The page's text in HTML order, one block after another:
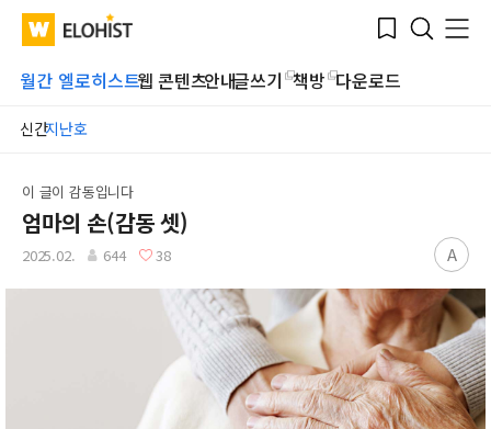
WATV Elohist-
Home
Bookmark
Search
Menu
월간 엘로히스트웹 콘텐츠안내글쓰기 책방 다운로드
신간지난호
Submit
이 글이 감동입니다
엄마의 손(감동 셋)
2025.02. 644 38 A